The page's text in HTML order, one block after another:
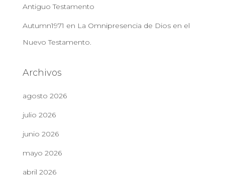
Antiguo Testamento
Autumn1971 en La Omnipresencia de Dios en el
Nuevo Testamento.
Archivos
agosto 2026
julio 2026
junio 2026
mayo 2026
abril 2026